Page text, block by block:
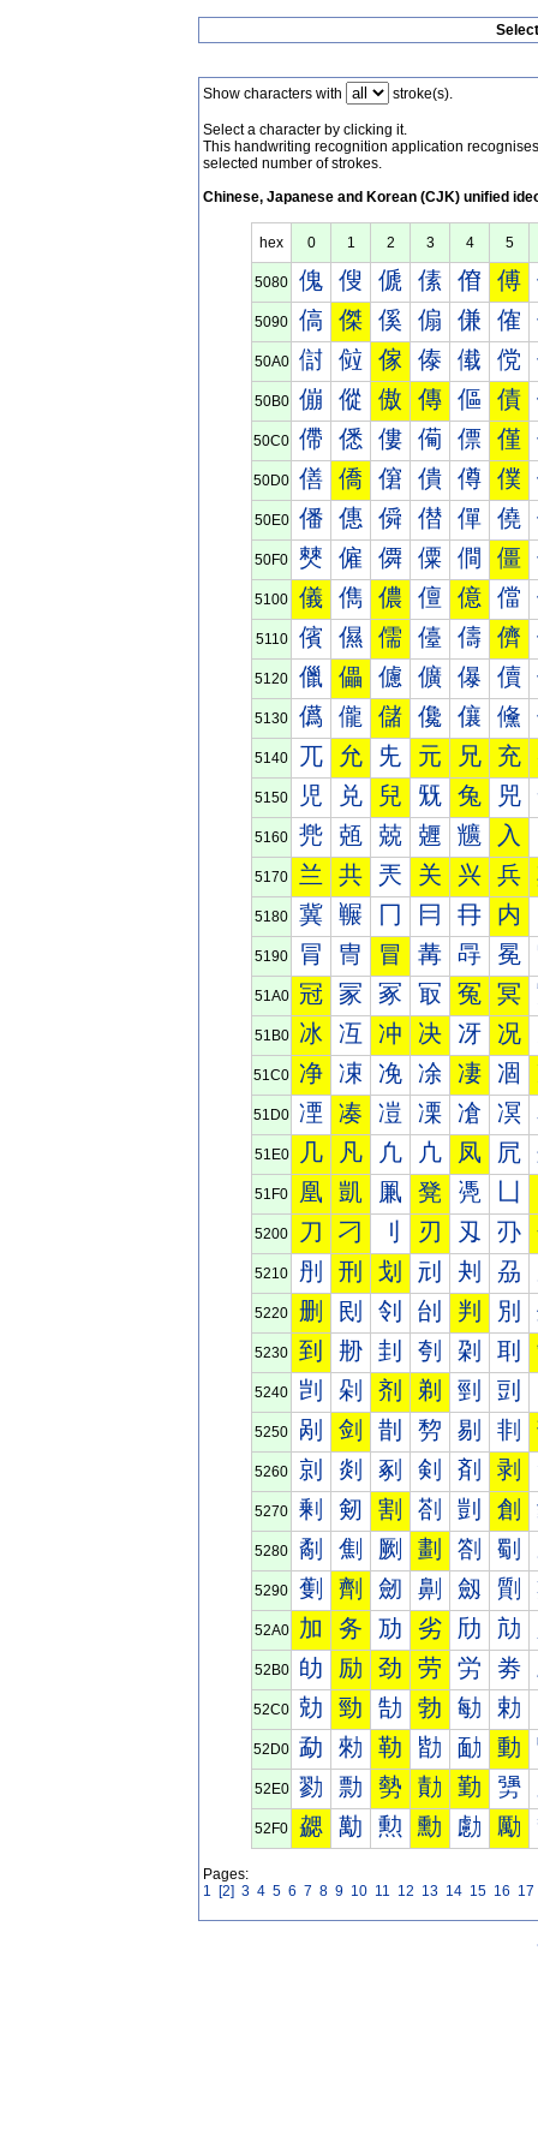
Show characters with stroke(s).
Select a character by clicking it.
This handwriting recognition application
selected number of strokes.
Chinese, Japanese and Korean (CJK) unified
hex 0 1 2 3 4 5
5080 傀 傁 傂 傃 傄 傅
5090 傐 傑 傒 傓 傔 傕
50A0 傠 傡 傢 傣 傤 傥
50B0 傰 傱 傲 傳 傴 債
50C0 僀 僁 僂 僃 僄 僅
50D0 僐 僑 僒 僓 僔 僕
50E0 僠 僡 僢 僣 僤 僥
50F0 僰 僱 僲 僳 僴 僵
5100 儀 儁 儂 儃 億 儅
5110 儐 儑 儒 儓 儔 儕
5120 儠 儡 儢 儣 儤 儥
5130 儰 儱 儲 儳 儴 儵
5140 兀 允 兂 元 兄 充
5150 児 兑 兒 兓 兔 兕
5160 兠 兡 兢 兣 兤 入
5170 兰 共 兲 关 兴 兵
5180 冀 冁 冂 冃 冄 内
5190 冐 冑 冒 冓 冔 冕
51A0 冠 冡 冢 冣 冤 冥
51B0 冰 冱 冲 决 冴 况
51C0 净 凁 凂 凃 凄 凅
51D0 凐 凑 凒 凓 凔 凕
51E0 几 凡 凢 凣 凤 凥
51F0 凰 凱 凲 凳 凴
5200 刀 刁 刂 刃 刄 刅
5210 刐 刑 划 刓 刔 刕
5220 删 刡 刢 刣 判 別
5230 到 刱 刲 刳 刴 刵
5240 剀 剁 剂 剃 剄 剅
5250 剐 剑 剒 剓 剔 剕
5260 剠 剡 剢 剣 剤 剥
5270 剰 剱 割 剳 剴 創
5280 劀 劁 劂 劃 劄 劅
5290 劐 劑 劒 劓 劔 劕
52A0 加 务 劢 劣 劤 劥
52B0 劰 励 劲 劳 労 劵
52C0 勀 勁 勂 勃 勄 勅
52D0 勐 勑 勒 勓 勔 動
52E0 勠 勡 勢 勣 勤 勥
52F0 勰 勱 勲 勳 勴 勵
Pages:
1 [2] 3 4 5 6 7 8 9 10 11 12 13 14 15 16 17